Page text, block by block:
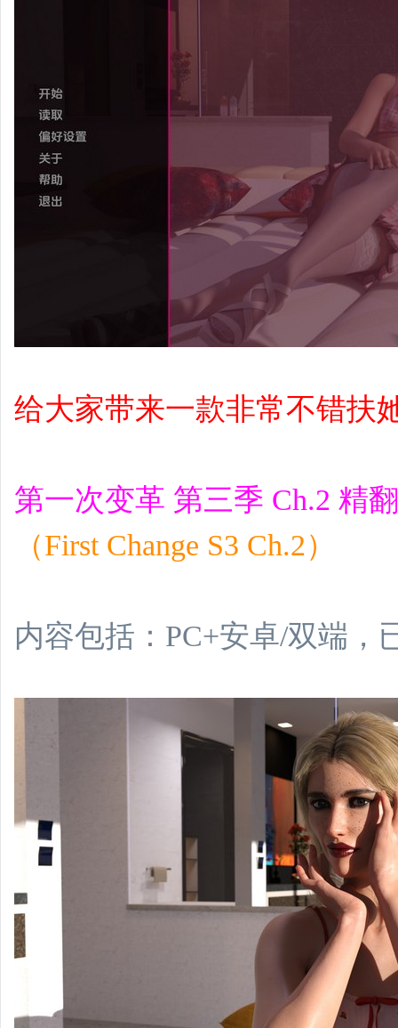
给大家带来一款非常不错扶
第一次变革 第三季 Ch.2 精
（First Change S3 Ch.2）
内容包括：PC+安卓/双端，